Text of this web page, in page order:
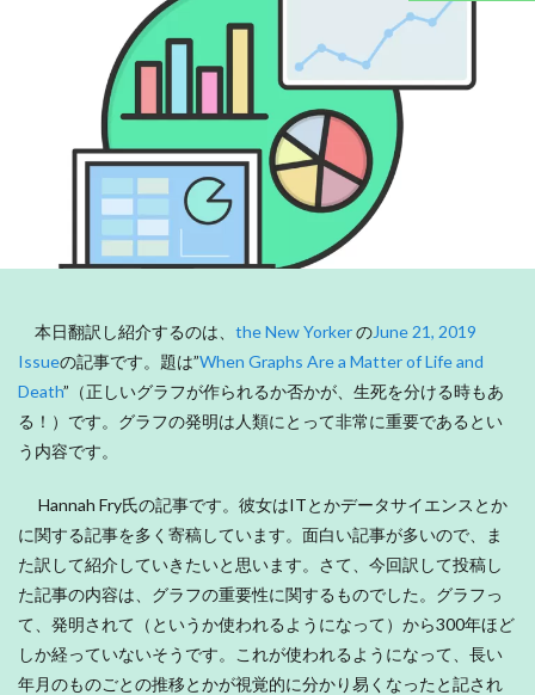
本日翻訳し紹介するのは、 the New YorkerのJune 21, 2019
Issueの記事です。題は”When Graphs Are a Matter of Life and
Death”（正しいグラフが作られるか否かが、生死を分ける時もあ
る！）です。グラフの発明は人類にとって非常に重要であるとい
う内容です。
Hannah Fry氏の記事です。彼女はITとかデータサイエンスとか
に関する記事を多く寄稿しています。面白い記事が多いので、ま
た訳して紹介していきたいと思います。さて、今回訳して投稿し
た記事の内容は、グラフの重要性に関するものでした。グラフっ
て、発明されて（というか使われるようになって）から300年ほど
しか経っていないそうです。これが使われるようになって、長い
年月のものごとの推移とかが視覚的に分かり易くなったと記され